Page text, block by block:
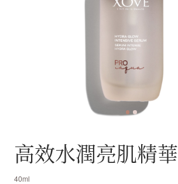
高效水潤亮肌精華
40ml